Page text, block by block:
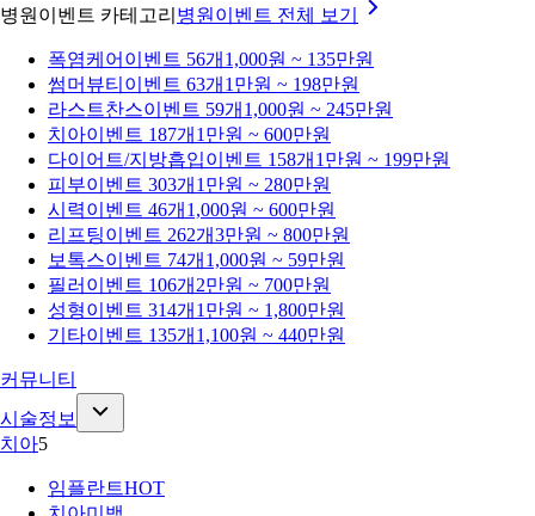
병원이벤트 카테고리 병원이벤트 전체 보기
폭염케어 이벤트 56개 1,000원 ~ 135만원
썸머뷰티 이벤트 63개 1만원 ~ 198만원
라스트찬스이벤트 59개 1,000원 ~ 245만원
치아이벤트 187개 1만원 ~ 600만원
다이어트/지방흡입이벤트 158개 1만원 ~ 199만원
피부이벤트 303개 1만원 ~ 280만원
시력이벤트 46개 1,000원 ~ 600만원
리프팅이벤트 262개3만원 ~ 800만원
보톡스이벤트 74개 1,000원 ~ 59만원
필러 이벤트 106개 2만원 ~ 700만원
성형이벤트 314개 1만원 ~ 1,800만원
기타이벤트 135개 1,100원 ~ 440만원
커뮤니티
시술정보
치아5
임플란트HOT